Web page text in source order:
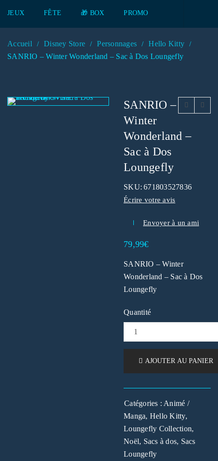
JEUX FÊTE 🎁 BOX PROMO
Accueil / Disney Store / Personnages / Hello Kitty /
SANRIO – Winter Wonderland – Sac à Dos Loungefly
SANRIO –
Winter
Wonderland –
Sac à Dos
Loungefly
SKU: 671803527836
Écrire votre avis
Envoyer à un ami
79,99€
SANRIO – Winter
Wonderland – Sac à Dos
Loungefly
Quantité
AJOUTER AU PANIER
Catégories : Animé /
Manga, Hello Kitty,
Loungefly Collection,
Noël, Sacs à dos, Sacs
Loungefly